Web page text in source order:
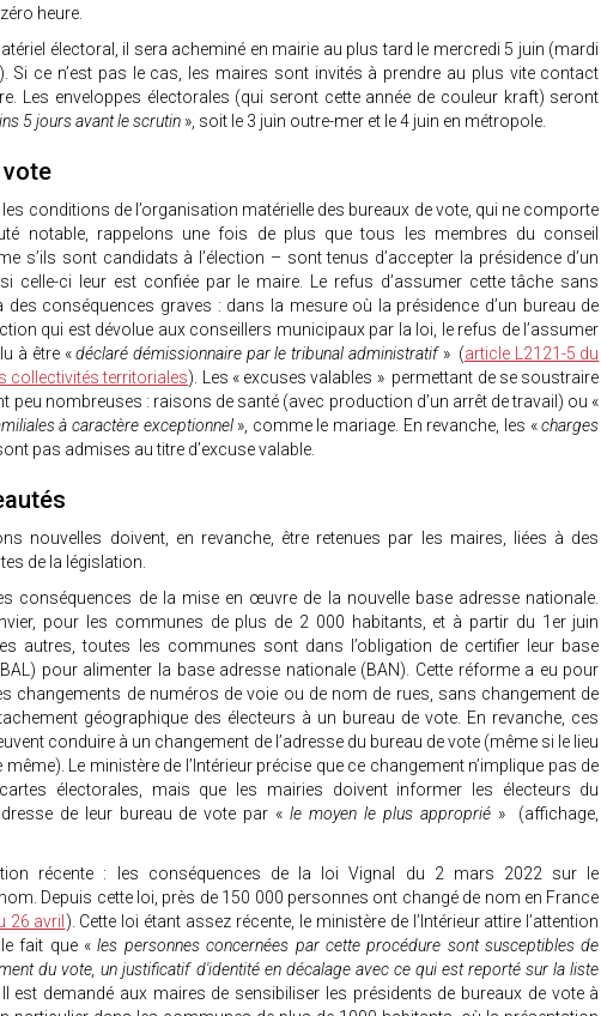
heure.
électoral, il sera acheminé en mairie au plus tard le mercredi 5 juin (mardi
Si ce n’est pas le cas, les maires sont invités à prendre au plus vite contact
Les enveloppes électorales (qui seront cette année de couleur kraft) seront
5 jours avant le scrutin », soit le 3 juin outre-mer et le 4 juin en métropole.
vote
conditions de l’organisation matérielle des bureaux de vote, qui ne comporte
notable, rappelons une fois de plus que tous les membres du conseil
s’ils sont candidats à l’élection – sont tenus d’accepter la présidence d’un
celle-ci leur est confiée par le maire. Le refus d’assumer cette tâche sans
des conséquences graves : dans la mesure où la présidence d’un bureau de
qui est dévolue aux conseillers municipaux par la loi, le refus de l’assumer
à être «déclaré démissionnaire par le tribunal administratif» (article L2121-5 du
collectivités territoriales). Les « excuses valables » permettant de se soustraire
peu nombreuses : raisons de santé (avec production d’un arrêt de travail) ou «
à caractère exceptionnel », comme le mariage. En revanche, les «charges
pas admises au titre d’excuse valable.
nouvelles doivent, en revanche, être retenues par les maires, liées à des
de la législation.
conséquences de la mise en œuvre de la nouvelle base adresse nationale.
pour les communes de plus de 2 000 habitants, et à partir du 1er juin
autres, toutes les communes sont dans l’obligation de certifier leur base
pour alimenter la base adresse nationale (BAN). Cette réforme a eu pour
changements de numéros de voie ou de nom de rues, sans changement de
géographique des électeurs à un bureau de vote. En revanche, ces
conduire à un changement de l’adresse du bureau de vote (même si le lieu
même). Le ministère de l’Intérieur précise que ce changement n’implique pas de
électorales, mais que les mairies doivent informer les électeurs du
de leur bureau de vote par « le moyen le plus approprié » (affichage,
récente : les conséquences de la loi Vignal du 2 mars 2022 sur le
Depuis cette loi, près de 150 000 personnes ont changé de nom en France
26 avril ). Cette loi étant assez récente, le ministère de l’Intérieur attire l’attention
fait que « les personnes concernées par cette procédure sont susceptibles de
du vote, un justificatif d'identité en décalage avec ce qui est reporté sur la liste
Il est demandé aux maires de sensibiliser les présidents de bureaux de vote à